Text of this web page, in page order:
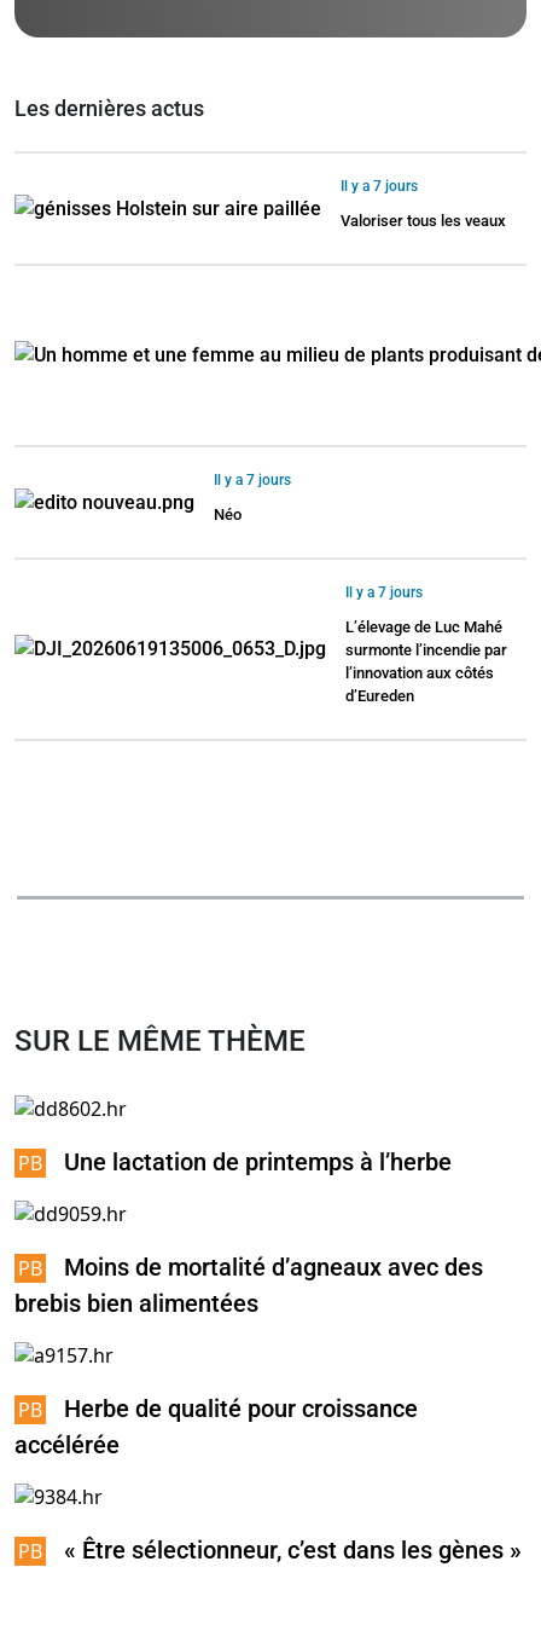
Les dernières actus
Il y a 7 jours
Valoriser tous les veaux
Il y a 7 jours
Néo
Il y a 7 jours
L’élevage de Luc Mahé
surmonte l’incendie par
l’innovation aux côtés
d’Eureden
SUR LE MÊME THÈME
Une lactation de printemps à l’herbe
Moins de mortalité d’agneaux avec des
brebis bien alimentées
Herbe de qualité pour croissance
accélérée
« Être sélectionneur, c’est dans les gènes »